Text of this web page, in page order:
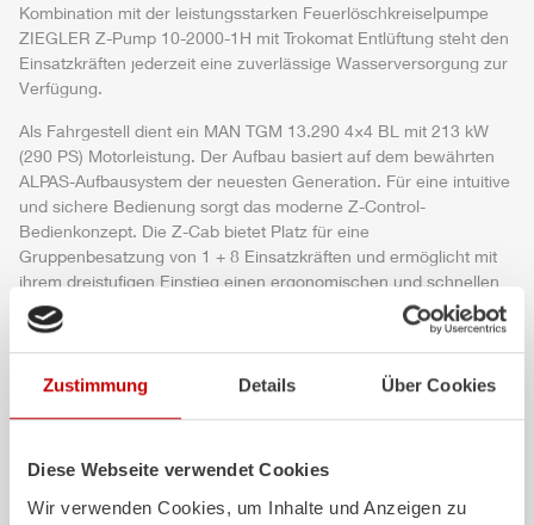
Zustimmung Details Über Cookies
Diese Webseite verwendet Cookies
Wir verwenden Cookies, um Inhalte und Anzeigen zu
Kombination mit der leistungsstarken Feuerlöschkreiselpumpe
ZIEGLER Z-Pump 10-2000-1H mit Trokomat Entlüftung steht den
Einsatzkräften jederzeit eine zuverlässige Wasserversorgung zur
Verfügung.
Als Fahrgestell dient ein MAN TGM 13.290 4×4 BL mit 213 kW
(290 PS) Motorleistung. Der Aufbau basiert auf dem bewährten
ALPAS-Aufbausystem der neuesten Generation. Für eine intuitive
und sichere Bedienung sorgt das moderne Z-Control-
Bedienkonzept. Die Z-Cab bietet Platz für eine
Gruppenbesatzung von 1 + 8 Einsatzkräften und ermöglicht mit
ihrem dreistufigen Einstieg einen ergonomischen und schnellen
Fahrzeugzugang.
Auch bei der Ausrüstung wurde großer Wert auf Sicherheit und
Effizienz gelegt. Zur Ausstattung gehören unter anderem eine
Z-VisionLED-Umfeldbeleuchtung, ein pneumatischer Lichtmast
mit acht LED-Strahlern, ein Heckwarnsystem mit vier LED-
Ergänzt wird das Sicherheitskonzept durch moderne
Assistenzsysteme wie einen Abbiegeas-sistenten und Frontblitzer